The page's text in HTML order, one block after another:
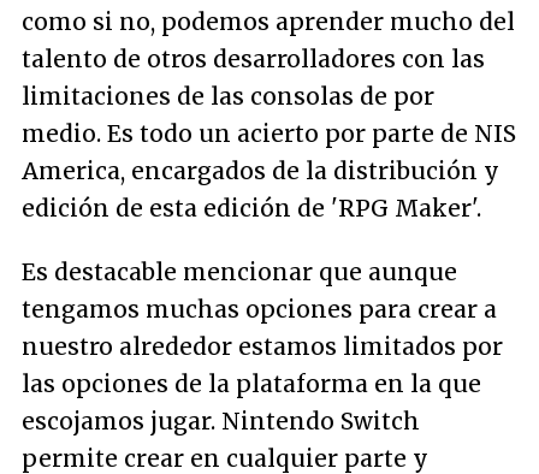
como si no, podemos aprender mucho del
talento de otros desarrolladores con las
limitaciones de las consolas de por
medio. Es todo un acierto por parte de NIS
America, encargados de la distribución y
edición de esta edición de 'RPG Maker'.
Es destacable mencionar que aunque
tengamos muchas opciones para crear a
nuestro alrededor estamos limitados por
las opciones de la plataforma en la que
escojamos jugar. Nintendo Switch
permite crear en cualquier parte y